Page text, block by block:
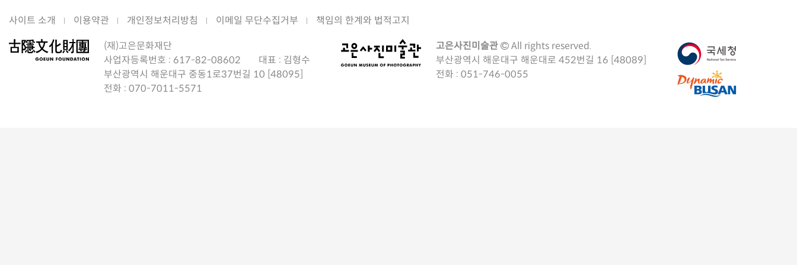
사이트 소개 이용약관 개인정보처리방침 이메일 무단수집거부 책임의 한계와 법적고지
(재)고은문화재단
사업자등록번호 : 617-82-08602
대표 : 김형수
부산광역시 해운대구 중동1로37번길 10 [48095]
전화 : 070-7011-5571
고은사진미술관
All rights reserved.
부산광역시 해운대구 해운대로 452번길 16 [48089]
전화 : 051-746-0055